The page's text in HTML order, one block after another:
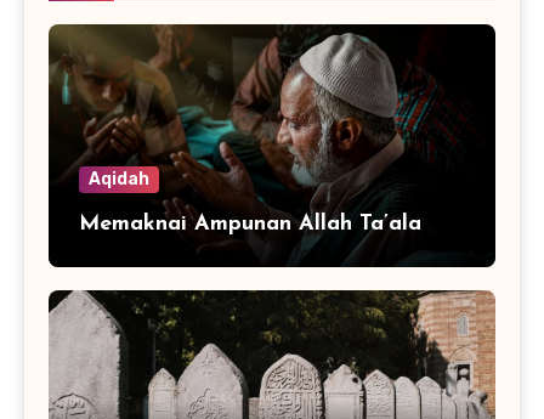
Aqidah
Memaknai Ampunan Allah Ta’ala